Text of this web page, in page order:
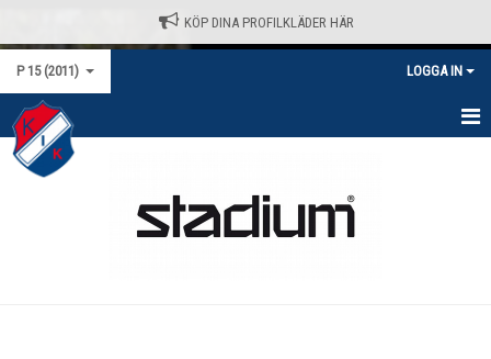
KÖP DINA PROFILKLÄDER HÄR
P 15 (2011) LOGGA IN
HEM